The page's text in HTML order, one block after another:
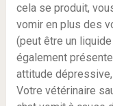
cela se produit,
vomir en plus des
(peut être un
également
attitude
Votre vétérinaire